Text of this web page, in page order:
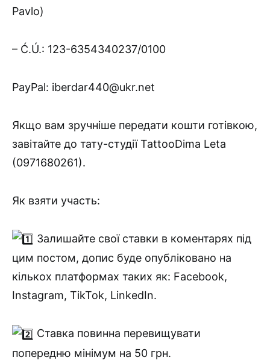
Pavlo)
– Ć.Ú.: 123-6354340237/0100
PayPal: iberdar440@ukr.net
Якщо вам зручніше передати кошти готівкою,
завітайте до тату-студії TattooDima Leta
(0971680261).
Як взяти участь:
Залишайте свої ставки в коментарях під
цим постом, допис буде опубліковано на
кількох платформах таких як: Facebook,
Instagram, TikTok, LinkedIn.
Ставка повинна перевищувати
попередню мінімум на 50 грн.